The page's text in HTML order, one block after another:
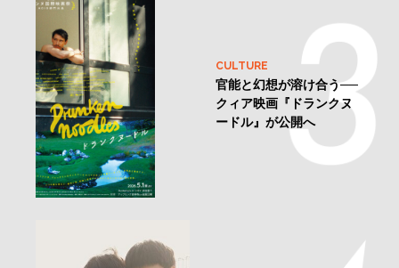
CULTURE
官能と幻想が溶け合う──
クィア映画『ドランクヌ
ードル』が公開へ